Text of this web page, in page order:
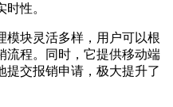
性。
模块灵活多样，用户可以根
流程。同时，它提供移动端
提交报销申请，极大提升了